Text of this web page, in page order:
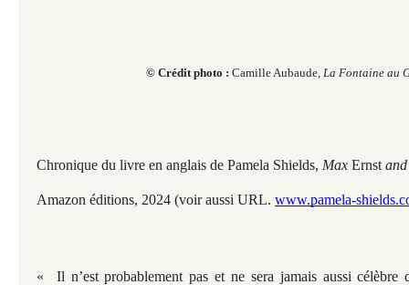
© Crédit photo : Camille Aubaude, La Fontaine au
Chronique du livre en anglais de Pamela Shields, Max Ernst
Amazon éditions, 2024 (voir aussi URL. www.pamela-
« Il n’est probablement pas et ne sera jamais aussi célèbre